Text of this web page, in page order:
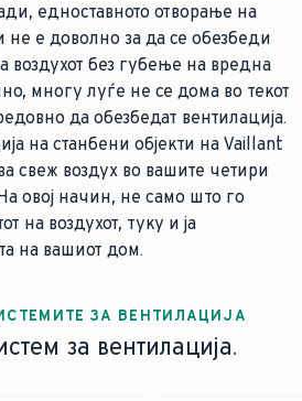
едноставното отворање на
не е доволно за да се обезбеди
воздухот без губење на вредна
многу луѓе не се дома во текот
да обезбедат вентилација.
на станбени објекти на Vaillant
свеж воздух во вашите четири
овој начин, не само што го
на воздухот, туку и ја
на вашиот дом.
ЗА ВЕНТИЛАЦИЈА
за вентилација.